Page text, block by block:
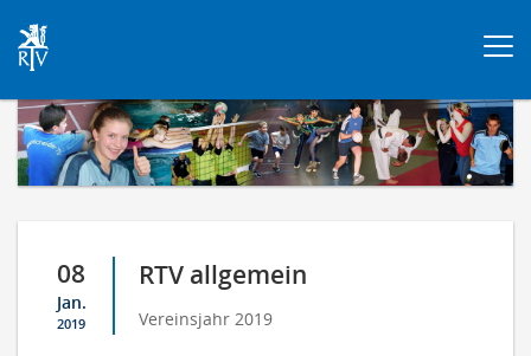
08
Jan.
2019
RTV allgemein
Vereinsjahr 2019